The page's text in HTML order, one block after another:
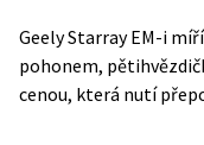
Geely Starray EM-i
pohonem,
cenou, která nutí